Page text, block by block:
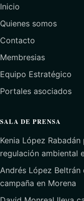
Inicio
Quienes somos
Contacto
Membresias
Equipo Estratégico
Portales asociados
SALA DE PRENSA
Kenia López
regulación ambiental
Andrés López
campaña en Morena